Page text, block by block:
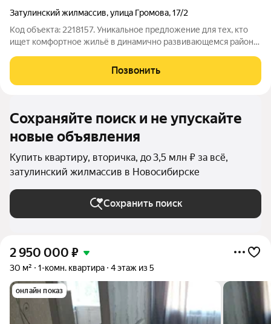
Затулинский жилмассив,улица Громова,17/2
Код объекта: 2218157. Уникальное предложение для тех, кто
ищет комфортное жильё в динамично развивающемся районе
этаже 10-этажного монолитного дома, построенного в 2005
году в спокойном
Позвонить
Сохраняйте поиск и не упускайте
новые объявления
Купить квартиру, вторичка, до 3,5 млн ₽ за всё,
затулинский жилмассив в Новосибирске
Сохранить поиск
2 950 000 ₽
30 м² 1-комн. квартира 4 этаж из 5
онлайн показ